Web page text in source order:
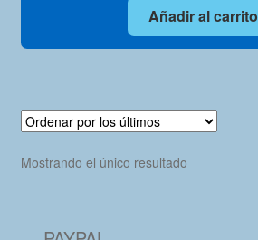
Añadir al carrito
Mostrando el único resultado